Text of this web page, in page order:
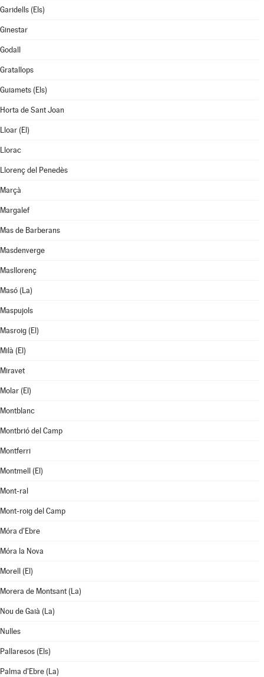
Garidells (Els)
Ginestar
Godall
Gratallops
Guiamets (Els)
Horta de Sant Joan
Lloar (El)
Llorac
Llorenç del Penedès
Marçà
Margalef
Mas de Barberans
Masdenverge
Masllorenç
Masó (La)
Maspujols
Masroig (El)
Milà (El)
Miravet
Molar (El)
Montblanc
Montbrió del Camp
Montferri
Montmell (El)
Mont-ral
Mont-roig del Camp
Móra d'Ebre
Móra la Nova
Morell (El)
Morera de Montsant (La)
Nou de Gaià (La)
Nulles
Pallaresos (Els)
Palma d'Ebre (La)